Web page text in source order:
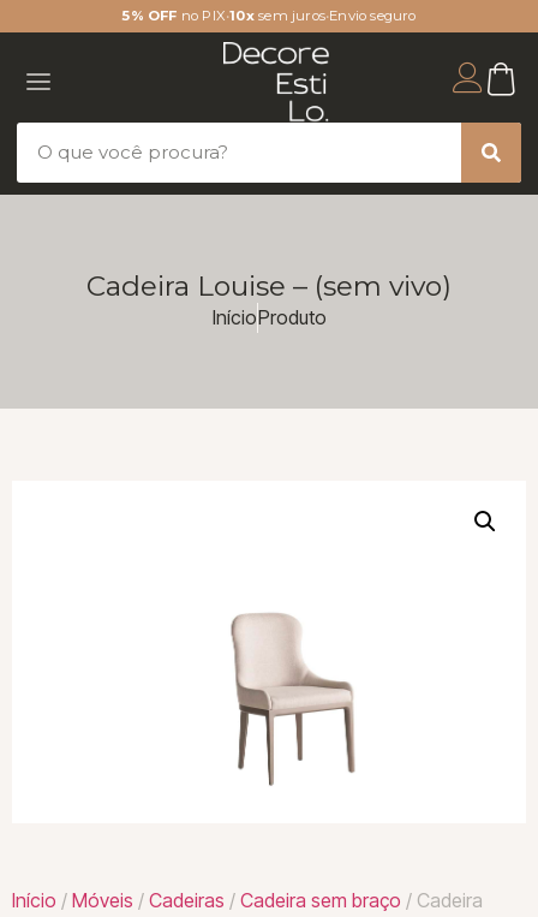
5% OFF no PIX•10xsem juros•Envio seguro
Cadeira Louise – (sem vivo)
InícioProduto
Início / Móveis / Cadeiras / Cadeira sem braço / Cadeira